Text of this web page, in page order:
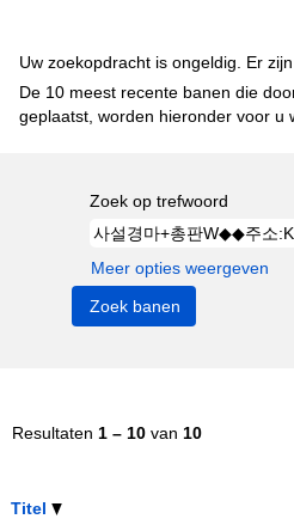
Uw zoekopdracht is ongeldig. Er
De 10 meest recente banen die
geplaatst, worden hieronder voor u
Zoek op trefwoord
Meer opties weergeven
Resultaten 1 – 10 van 10
Titel